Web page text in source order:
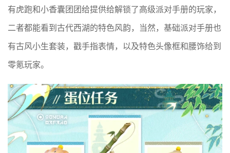
有虎跑和小香囊团团给提供给解锁了高级派对手册的玩家，
二者都能看到古代西湖的特色风韵，当然，基础派对手册也
有古风小生套装，戳手指表情，以及特色头像框和腰饰给到
零氪玩家。